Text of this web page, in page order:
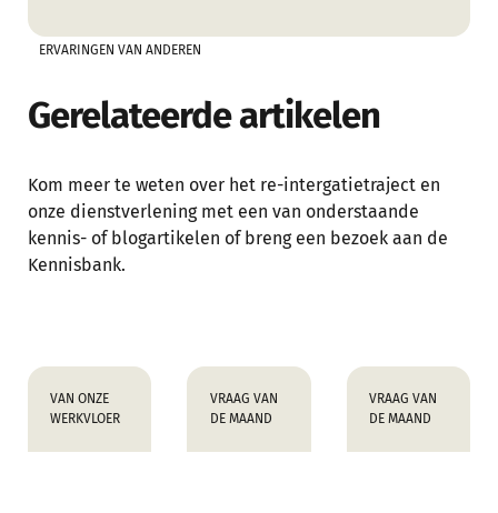
ERVARINGEN VAN ANDEREN
Gerelateerde artikelen
Kom meer te weten over het re-intergatietraject en
onze dienstverlening met een van onderstaande
kennis- of blogartikelen of breng een bezoek aan de
Kennisbank.
VAN ONZE
WERKVLOER
VRAAG VAN
DE MAAND
VRAAG VAN
DE MAAND